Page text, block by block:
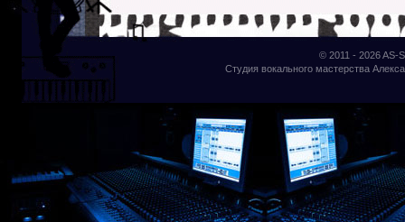
© 2011 - 2026AS-
Студия вокального мастерства